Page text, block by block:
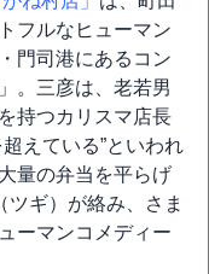
フルなヒューマン
門司港にあるコン
。三彦は、老若男
持つカリスマ店長
えている”といわれ
量の弁当を平らげ
ツギ）が絡み、さま
ーマンコメディー